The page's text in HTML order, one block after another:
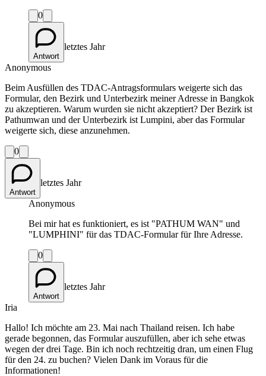
0
Antwort
letztes Jahr
Anonymous
Beim Ausfüllen des TDAC-Antragsformulars weigerte sich das
Formular, den Bezirk und Unterbezirk meiner Adresse in Bangkok
zu akzeptieren. Warum wurden sie nicht akzeptiert? Der Bezirk ist
Pathumwan und der Unterbezirk ist Lumpini, aber das Formular
weigerte sich, diese anzunehmen.
0
Antwort
letztes Jahr
Anonymous
Bei mir hat es funktioniert, es ist "PATHUM WAN" und
"LUMPHINI" für das TDAC-Formular für Ihre Adresse.
0
Antwort
letztes Jahr
Iria
Hallo! Ich möchte am 23. Mai nach Thailand reisen. Ich habe
gerade begonnen, das Formular auszufüllen, aber ich sehe etwas
wegen der drei Tage. Bin ich noch rechtzeitig dran, um einen Flug
für den 24. zu buchen? Vielen Dank im Voraus für die
Informationen!